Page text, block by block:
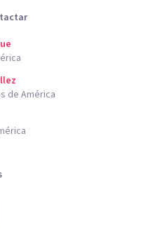
de América